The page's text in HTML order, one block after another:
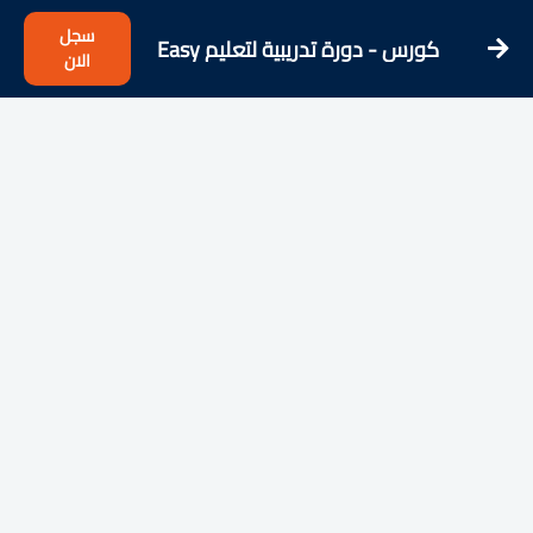
كورس - دورة تدريبية لتعليم Easy
Croatian - Learning Croatian from
the Streets!
سجل
الان